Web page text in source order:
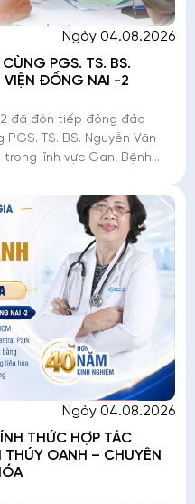
Ngày 04.08.2026
PGS. TS. BS.
VIỆN ĐỒNG NAI -2
đã đón tiếp đông đảo
TS. BS. Nguyễn Văn
trong lĩnh vực Gan, Bệnh
Ngày 04.08.2026
THỨC HỢP TÁC
THÚY OANH – CHUYÊN